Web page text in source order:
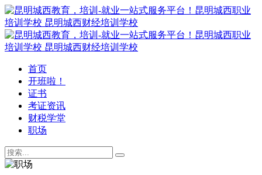
首页
开班啦！
证书
考证资讯
财税学堂
职场